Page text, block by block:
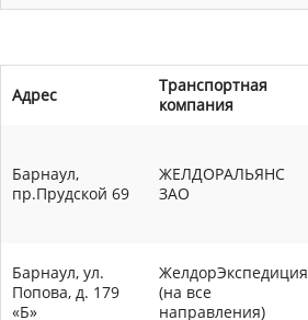
Адрес
Транспортная
компания
Барнаул,
пр.Прудской 69
ЖЕЛДОРАЛЬЯНС
ЗАО
Барнаул, ул.
Попова, д. 179
«Б»
ЖелдорЭкспедиция
(на все
направления)